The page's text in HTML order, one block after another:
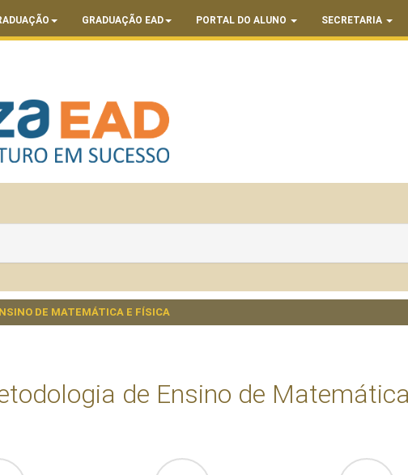
GRADUAÇÃO EAD PORTAL DO ALUNO SECRETARIA
DE MATEMÁTICA E FÍSICA
de Ensino de